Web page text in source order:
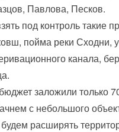
Павлова, Песков.
под контроль такие
пойма реки Сходни,
канала,
заложили только
с небольшого
будем расширять